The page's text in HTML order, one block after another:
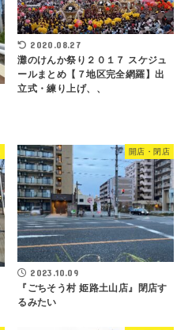
2020.08.27
灘のけんか祭り２０１７ スケジュ
ールまとめ【７地区完全網羅】出
立式・練り上げ、、
開店・閉店
2023.10.09
『ごちそう村 姫路土山店』閉店す
るみたい